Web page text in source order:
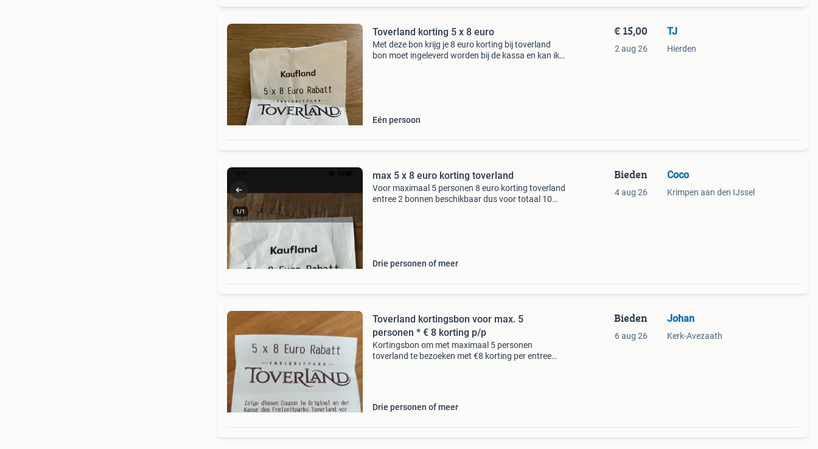
Toverland korting 5 x 8 euro
Met deze bon krijg je 8 euro korting bij toverland
bon moet ingeleverd worden bij de kassa en kan ik
Eén persoon
€ 15,00
2 aug 26
TJ
Hierden
max 5 x 8 euro korting toverland
Voor maximaal 5 personen 8 euro korting toverland
entree 2 bonnen beschikbaar dus voor totaal 10
Drie personen of meer
Bieden
4 aug 26
Coco
Krimpen aan den IJssel
Toverland kortingsbon voor max. 5
personen * € 8 korting p/p
Kortingsbon om met maximaal 5 personen
toverland te bezoeken met €8 korting per entree
Drie personen of meer
Bieden
6 aug 26
Johan
Kerk-Avezaath